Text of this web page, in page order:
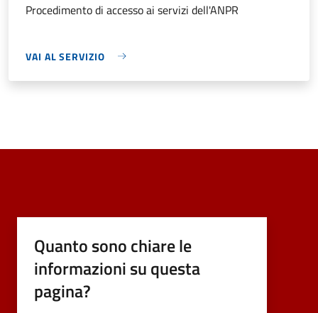
Procedimento di accesso ai servizi dell'ANPR
VAI AL SERVIZIO
Quanto sono chiare le
informazioni su questa
pagina?